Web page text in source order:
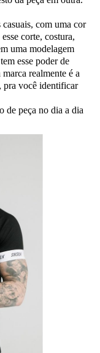
com uma cor
corte, costura,
uma modelagem
esse poder de
realmente é a
pra você identificar
de peça no dia a dia